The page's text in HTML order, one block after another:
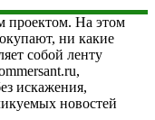
проектом. На этом
ни какие
собой ленту
искажения,
новостей